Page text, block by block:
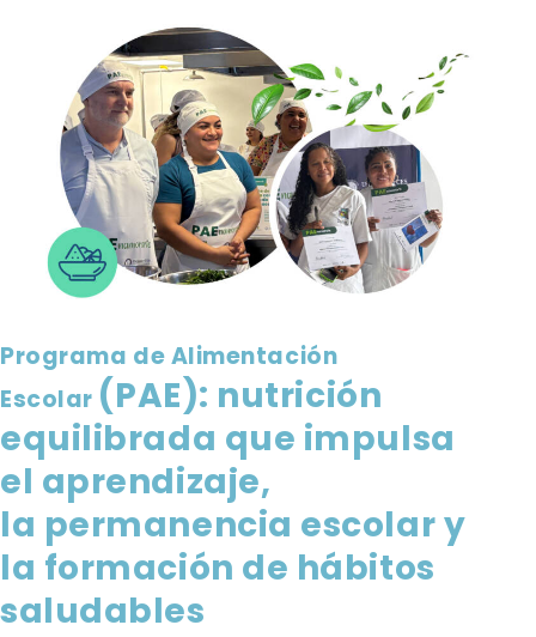
Programa de Alimentación
Escolar (PAE): nutrición
equilibrada que impulsa
el aprendizaje,
la permanencia escolar y
la formación de hábitos
saludables